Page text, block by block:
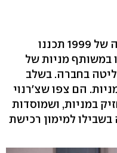
על פי האישום, במחצית השנייה של 1999 תכננו
במשותף מניות של
בחברה. בשלב
הם תכננו לרכוש 19.8% מניות. הם צפו שצ'רנוי
במניות, ושמוסדות
למימון רכישת